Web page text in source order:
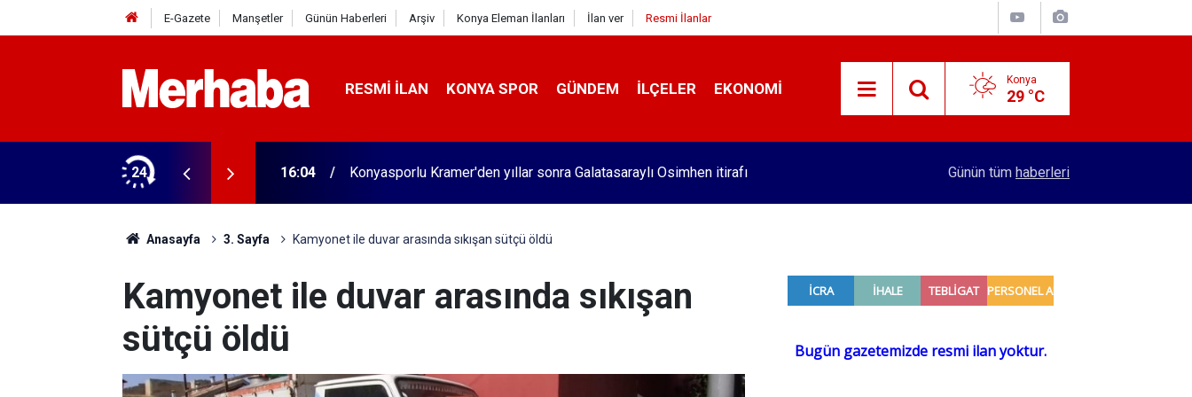
E-Gazete Manşetler Günün Haberleri Arşiv Konya Eleman İlanları İlan ver Resmi İlanlar
RESMI İLAN KONYA SPOR GÜNDEM İLÇELER EKONOMI Konya
29 °C
24
satın aldı! 313 beygir motoru var 16:04 Konyasporlu Kramer'den yıllar sonra Galatasaraylı Osimhen itirafı Merkez Bankası rezervleri açıklandı
Günün tüm haberleri
Anasayfa 3. Sayfa Kamyonet ile duvar arasında sıkışan sütçü öldü
Kamyonet ile duvar arasında sıkışan
sütçü öldü